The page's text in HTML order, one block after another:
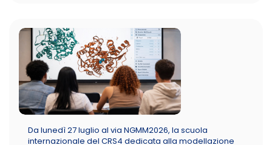
Da lunedì 27 luglio al via NGMM2026, la scuola
internazionale del CRS4 dedicata alla modellazione